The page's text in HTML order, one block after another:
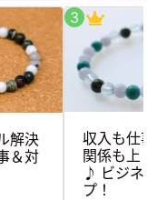
解決
＆対
収入も仕
関係も上
♪ ビジ
プ！